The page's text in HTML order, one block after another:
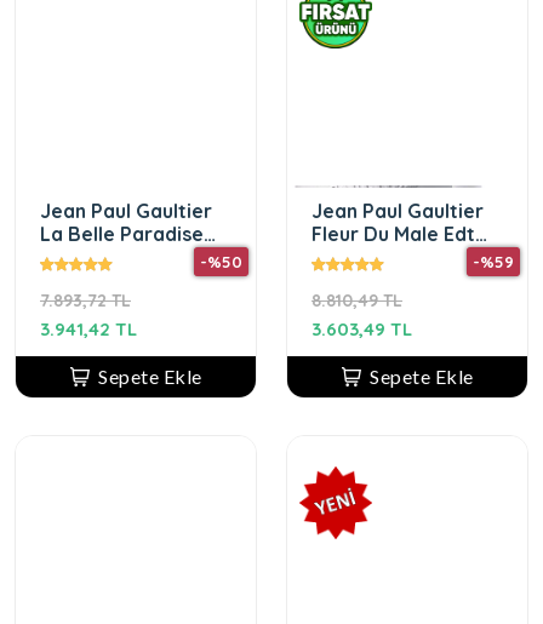
Jean Paul Gaultier
La Belle Paradise
Garden Kadın
Parfüm Edp 125 Ml
7.893,72 TL
-%50
3.941,42 TL
Sepete Ekle
Jean Paul Gaultier
Fleur Du Male Edt
Erkek Parfüm 125ml
8.810,49 TL
-%59
3.603,49 TL
Sepete Ekle